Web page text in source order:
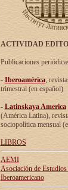
ACTIVIDAD
Publicaciones
- Iberoamérica,
trimestral (en español)
- Latinskaya America
(América Latina),
sociopolítica mensual
LIBROS
AEMI
Asociación de
Iberoamericano